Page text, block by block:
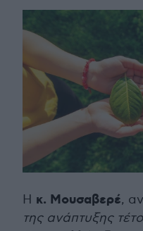
Η κ. Μουσαβερέ,
της ανάπτυξης